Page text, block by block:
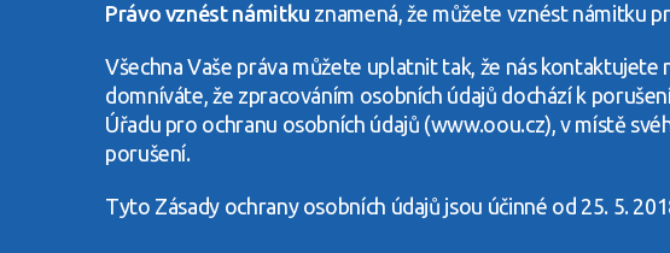
Právo vznést námitku znamená, že můžete vznést námitku
Všechna Vaše práva můžete uplatnit tak, že nás kontaktujete
domníváte, že zpracováním osobních údajů dochází k
Úřadu pro ochranu osobních údajů (www.oou.cz), v místě
porušení.
Tyto Zásady ochrany osobních údajů jsou účinné od 25. 5.